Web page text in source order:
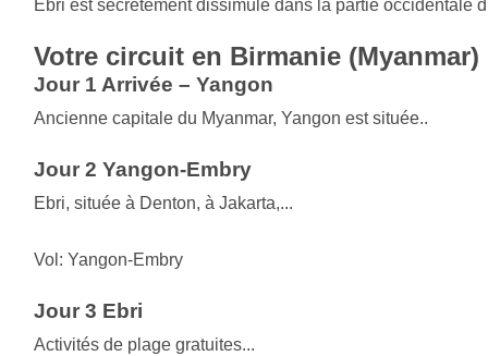
Ebri est secrètement dissimulé dans la partie occidentale
Votre circuit en Birmanie (Myanmar)
Jour 1 Arrivée – Yangon
Ancienne capitale du Myanmar, Yangon est située..
Jour 2 Yangon-Embry
Ebri, située à Denton, à Jakarta,...
Vol: Yangon-Embry
Jour 3 Ebri
Activités de plage gratuites...